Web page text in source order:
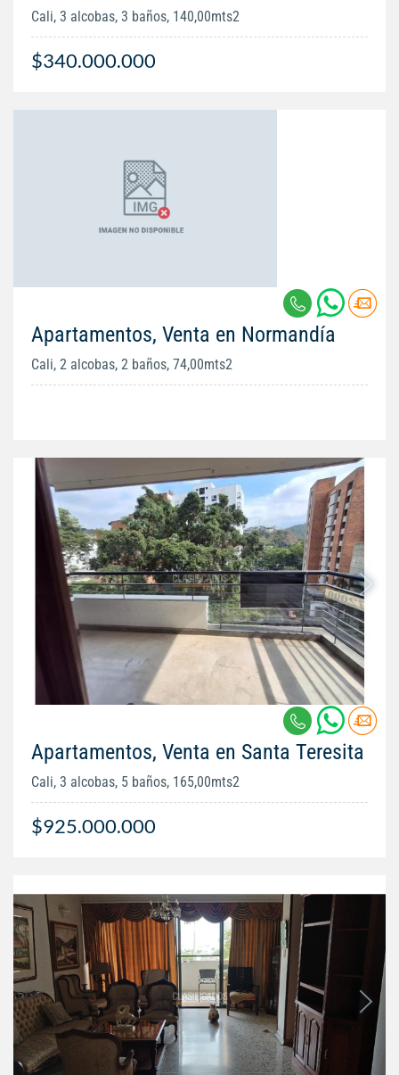
Cali, 3 alcobas, 3 baños, 140,00mts2
$340.000.000
Apartamentos, Venta en Normandía
Cali, 2 alcobas, 2 baños, 74,00mts2
Apartamentos, Venta en Santa Teresita
Cali, 3 alcobas, 5 baños, 165,00mts2
$925.000.000